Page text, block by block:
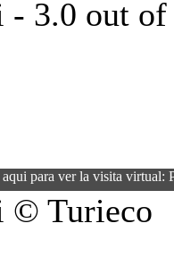
- 3.0 out
aqui para ver la visita virtual:
© Turieco